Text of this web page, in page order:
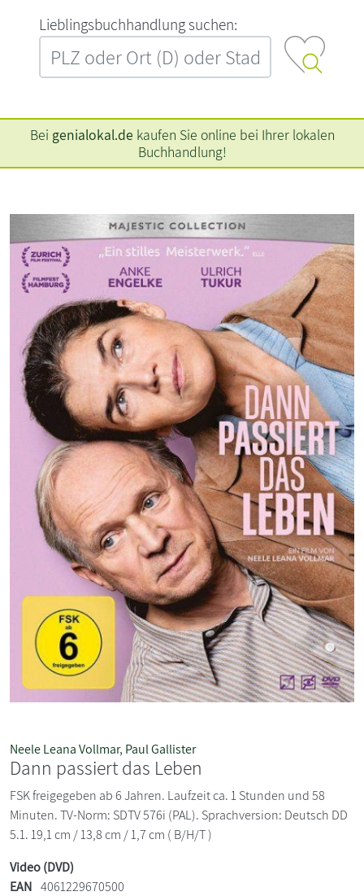
L‍i‍e‍b‍l‍i‍n‍g‍s‍b‍u‍c‍h‍h‍a‍n‍d‍l‍u‍n‍g‍ ‍s‍u‍c‍h‍e‍n‍:‍
Bei genialokal.de kaufen Sie online bei Ihrer lokalen
Buchhandlung!
Neele Leana Vollmar, Paul Gallister
Dann passiert das Leben
FSK freigegeben ab 6 Jahren. Laufzeit ca. 1 Stunden und 58
Minuten. TV-Norm: SDTV 576i (PAL). Sprachversion: Deutsch DD
5.1. 19,1 cm / 13,8 cm / 1,7 cm ( B/H/T )
Video (DVD)
EAN 4061229670500